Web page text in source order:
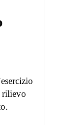
rilievo